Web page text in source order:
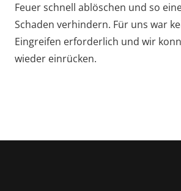
Feuer schnell ablöschen und so
Schaden verhindern. Für uns war
Eingreifen erforderlich und wir
wieder einrücken.